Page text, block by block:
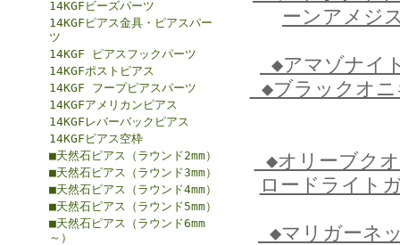
14KGFビーズパーツ
14KGFピアス金具・ピアスパー
ツ
14KGF ピアスフックパーツ
14KGFポストピアス
14KGF フープピアスパーツ
14KGFアメリカンピアス
14KGFレバーバックピアス
14KGFピアス空枠
■天然石ピアス（ラウンド2mm）
■天然石ピアス（ラウンド3mm）
■天然石ピアス（ラウンド4mm）
■天然石ピアス（ラウンド5mm）
■天然石ピアス（ラウンド6mm
～）
ーンアメジ
◆アマゾナイ
◆ブラックオ
◆オリーブク
ロードライト
◆マリガーネ